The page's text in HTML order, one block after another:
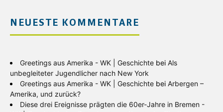
NEUESTE KOMMENTARE
Greetings aus Amerika - WK | Geschichte bei Als
unbegleiteter Jugendlicher nach New York
Greetings aus Amerika - WK | Geschichte bei Arbergen –
Amerika, und zurück?
Diese drei Ereignisse prägten die 60er-Jahre in Bremen -